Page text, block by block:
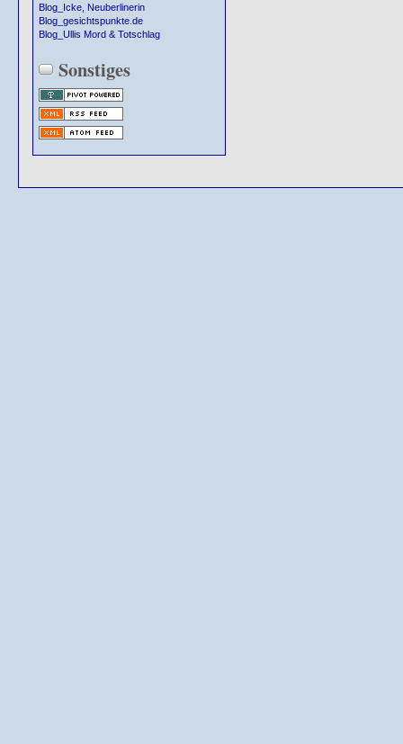
Blog_Icke, Neuberlinerin
Blog_gesichtspunkte.de
Blog_Ullis Mord & Totschlag
Sonstiges